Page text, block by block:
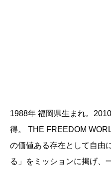
1988年 福岡県生まれ。
得。 THE FREEDOM
の価値ある存在として自由
る」をミッションに掲げ、